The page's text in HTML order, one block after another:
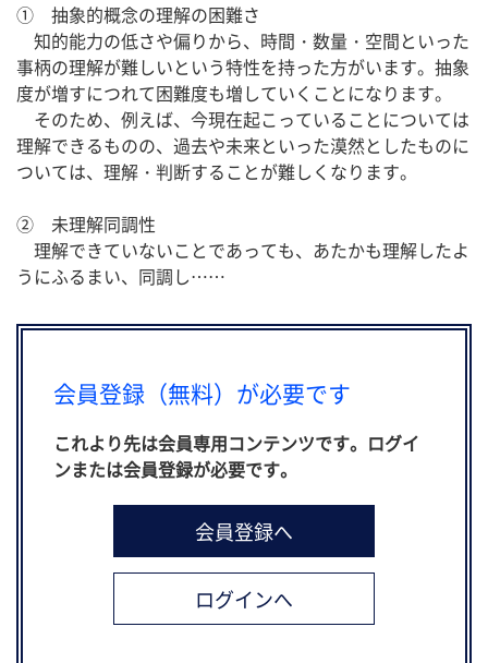
① 抽象的概念の理解の困難さ
知的能力の低さや偏りから、時間・数量・空間といった
事柄の理解が難しいという特性を持った方がいます。抽象
度が増すにつれて困難度も増していくことになります。
そのため、例えば、今現在起こっていることについては
理解できるものの、過去や未来といった漠然としたものに
ついては、理解・判断することが難しくなります。
② 未理解同調性
理解できていないことであっても、あたかも理解したよ
うにふるまい、同調し……
会員登録（無料）が必要です
これより先は会員専用コンテンツです。ログイ
ンまたは会員登録が必要です。